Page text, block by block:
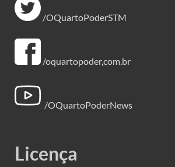
/OQuartoPoderSTM
/oquartopoder,com.br
/OQuartoPoderNews
Licença